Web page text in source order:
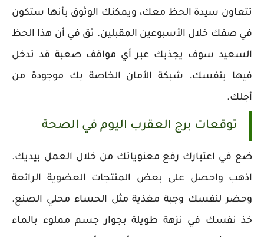
تتعاون سيدة الحظ معك، ويمكنك الوثوق بأنها ستكون
في صفك خلال الأسبوعين المقبلين. ثق في أن هذا الحظ
السعيد سوف يجذبك عبر أي مواقف صعبة قد تدخل
فيها بنفسك. شبكة الأمان الخاصة بك موجودة من
أجلك.
توقعات برج العقرب اليوم في الصحة
ضع في اعتبارك رفع معنوياتك من خلال العمل بيديك.
اذهب واحصل على بعض المنتجات العضوية الرائعة
وحضر لنفسك وجبة مغذية مثل الحساء محلي الصنع.
خذ نفسك في نزهة طويلة بجوار جسم مملوء بالماء